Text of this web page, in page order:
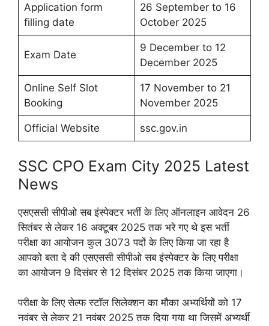
Application form
filling date
26 September to 16
October 2025
Exam Date
9 December to 12
December 2025
Online Self Slot
Booking
17 November to 21
November 2025
Official Website ssc.gov.in
SSC CPO Exam City 2025 Latest
News
एसएससी सीपीओ सब इंस्पेक्टर भर्ती के लिए ऑनलाइन आवेदन 26
सितंबर से लेकर 16 अक्टूबर 2025 तक भरे गए थे इस भर्ती
परीक्षा का आयोजन कुल 3073 पदों के लिए किया जा रहा है
आपको बता दे की एसएससी सीपीओ सब इंस्पेक्टर के लिए परीक्षा
का आयोजन 9 दिसंबर से 12 दिसंबर 2025 तक किया जाएगा।
परीक्षा के लिए सेल्फ स्टॉल सिलेक्शन का मौका अभ्यर्थियों को 17
नवंबर से लेकर 21 नवंबर 2025 तक दिया गया था जिसमें अभ्यर्थी